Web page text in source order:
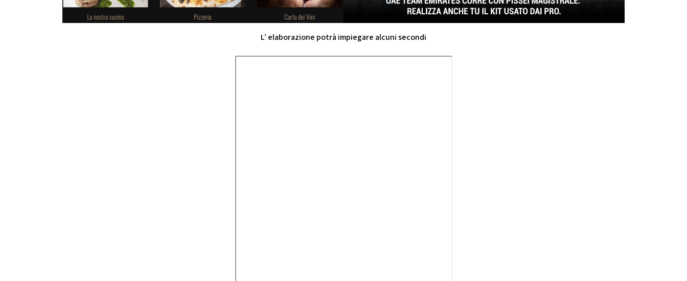
L’ elaborazione potrà impiegare alcuni secondi